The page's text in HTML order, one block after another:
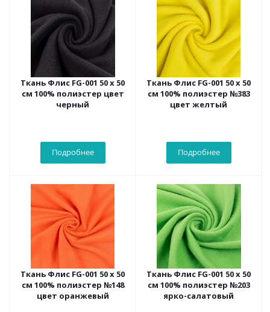
Ткань Флис FG-001 50 х 50
см 100% полиэстер цвет
черный
Подробнее
Ткань Флис FG-001 50 х 50
см 100% полиэстер №383
цвет желтый
Подробнее
Ткань Флис FG-001 50 х 50
см 100% полиэстер №148
цвет оранжевый
Ткань Флис FG-001 50 х 50
см 100% полиэстер №203
ярко-салатовый